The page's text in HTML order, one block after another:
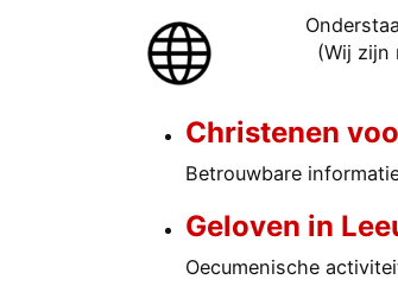
(Wij zijn
Christenen
Betrouwbare
Geloven in
Oecumenische